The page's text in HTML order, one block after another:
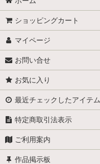
ショッピングカート
マイページ
お問い合せ
お気に入り
最近チェックしたアイテム
特定商取引法表示
ご利用案内
作品掲示板